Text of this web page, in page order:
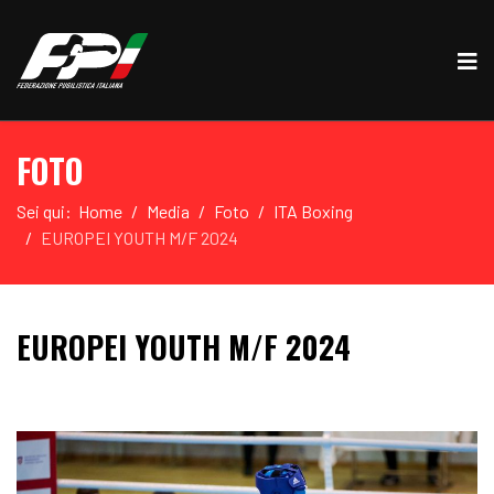
FOTO
Sei qui: Home Media Foto
ITA Boxing
EUROPEI YOUTH M/F 2024
EUROPEI YOUTH M/F 2024